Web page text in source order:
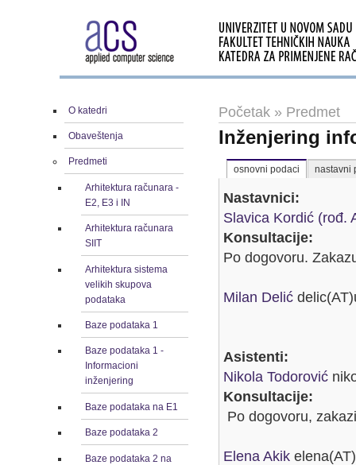
O katedri
Obaveštenja
Predmeti
Arhitektura računara -
E2, E3 i IN
Arhitektura računara
SIIT
Arhitektura sistema
velikih skupova
podataka
Baze podataka 1
Baze podataka 1 -
Informacioni
inženjering
Baze podataka na E1
Baze podataka 2
Baze podataka 2 na
Početak » Predmet
Inženjering
osnovni podaci nastavni
Nastavnici:
Slavica Kordić (rođ.
Konsultacije:
Po dogovoru.
Milan Delić
Asistenti:
Nikola Todorović
Konsultacije:
Po dogovoru,
Elena Akik